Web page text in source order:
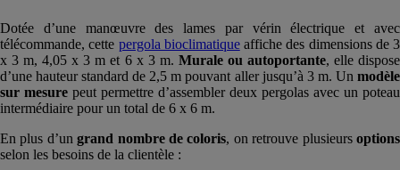
Dotée d’une manœuvre des lames par vérin électrique et avec
télécommande, cette pergola bioclimatiqueaffiche des dimensions de 3
x 3 m, 4,05 x 3 m et 6 x 3 m. Murale ou autoportante, elle dispose
d’une hauteur standard de 2,5 m pouvant aller jusqu’à 3 m. Un modèle
sur mesure peut permettre d’assembler deux pergolas avec un poteau
intermédiaire pour un total de 6 x 6 m.
En plus d’un grand nombre de coloris, on retrouve plusieursoptions
selon les besoins de la clientèle :